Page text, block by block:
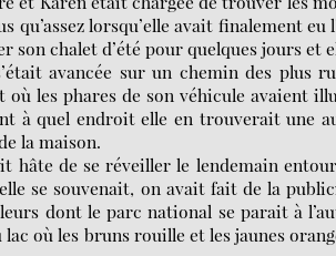
qu’assez lorsqu’elle avait finalement
son chalet d’été pour quelques jours et
avancée sur un chemin des plus
où les phares de son véhicule avaient
à quel endroit elle en trouverait une
la maison.
hâte de se réveiller le lendemain
se souvenait, on avait fait de la
dont le parc national se parait à
où les bruns rouille et les jaunes